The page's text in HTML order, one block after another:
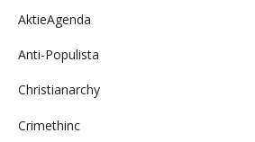
AktieAgenda
Anti-Populista
Christianarchy
Crimethinc